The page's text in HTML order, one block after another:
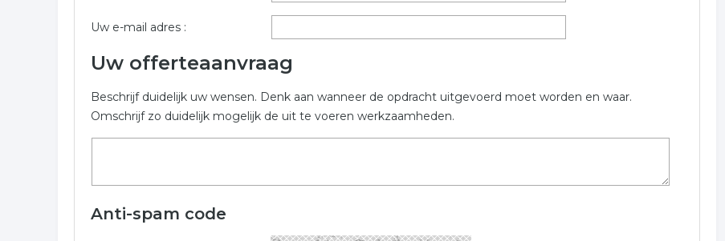
Uw e-mail adres :
Uw offerteaanvraag
Beschrijf duidelijk uw wensen. Denk aan wanneer de opdracht uitgevoerd moet worden en waar.
Omschrijf zo duidelijk mogelijk de uit te voeren werkzaamheden.
Anti-spam code